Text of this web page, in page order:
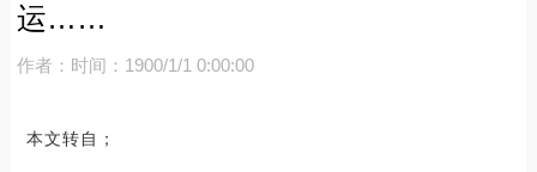
运……
作者： 时间：1900/1/1 0:00:00
本文转自；